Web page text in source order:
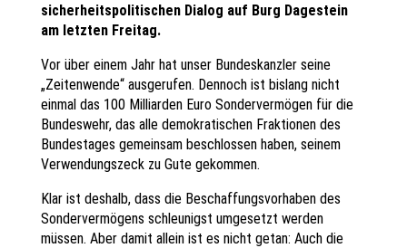
sicherheitspolitischen Dialog auf Burg Dagestein
am letzten Freitag.
Vor über einem Jahr hat unser Bundeskanzler seine
„Zeitenwende“ ausgerufen. Dennoch ist bislang nicht
einmal das 100 Milliarden Euro Sondervermögen für die
Bundeswehr, das alle demokratischen Fraktionen des
Bundestages gemeinsam beschlossen haben, seinem
Verwendungszeck zu Gute gekommen.
Klar ist deshalb, dass die Beschaffungsvorhaben des
Sondervermögens schleunigst umgesetzt werden
müssen. Aber damit allein ist es nicht getan: Auch die